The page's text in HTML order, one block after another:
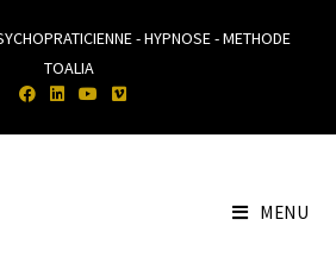
- HYPNOSE - METHODE
TOALIA
MENU